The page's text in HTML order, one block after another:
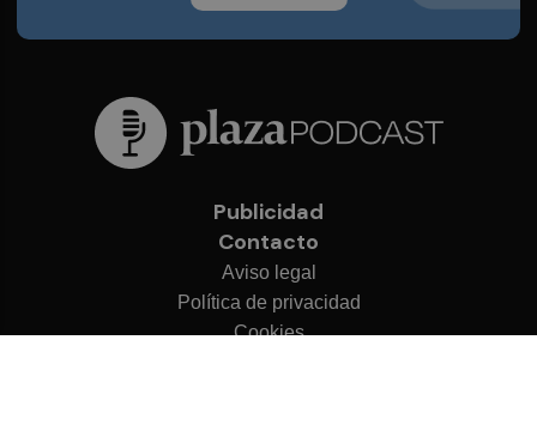
Publicidad
Contacto
Aviso legal
Política de privacidad
Cookies